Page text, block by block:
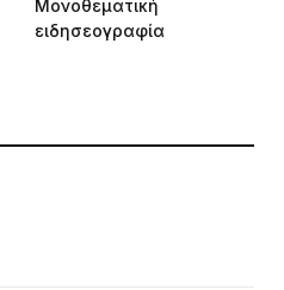
Μονοθεματική
ειδησεογραφία